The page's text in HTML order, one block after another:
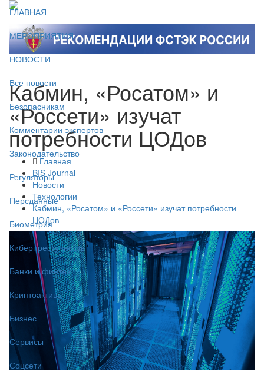
ГЛАВНАЯ
МЕРОПРИЯТИЯ
НОВОСТИ
Все новости
Безопасникам
Комментарии экспертов
Законодательство
Регуляторы
Персданные
Биометрия
Киберпреступность
Банки и финтех
Криптоактивы
Бизнес
Сервисы
Соцсети
Кабмин, «Росатом» и
«Россети» изучат
потребности ЦОДов
Главная
BIS Journal
Новости
Технологии
Кабмин, «Росатом» и «Россети» изучат потребности
ЦОДов